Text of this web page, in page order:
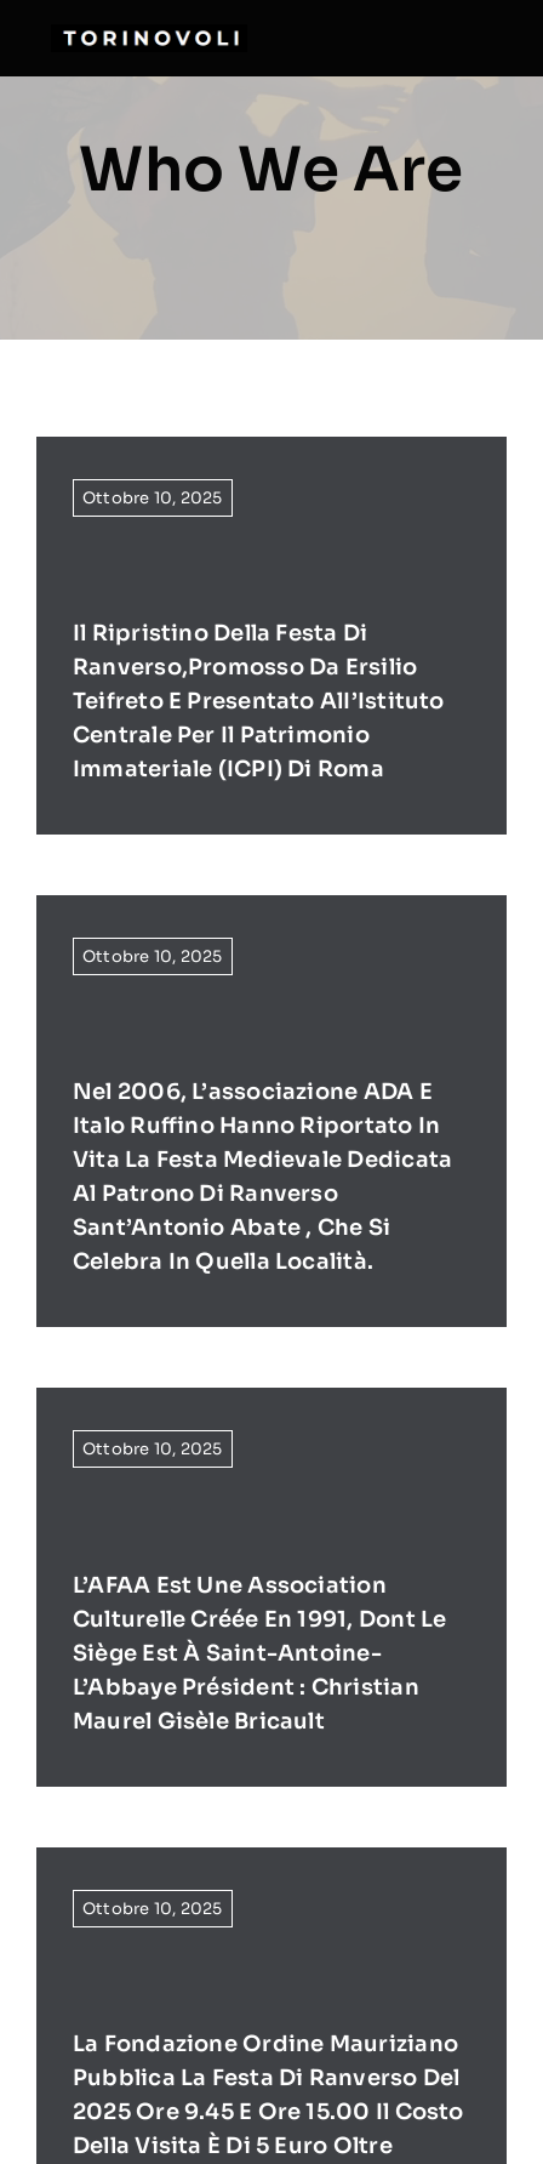
contenuto
Who We Are
Ottobre 10, 2025
Il Ripristino Della Festa Di
Ranverso,promosso Da Ersilio
Teifreto E Presentato AlI’Istituto
Centrale Per Il Patrimonio
Immateriale (ICPI) Di Roma
Ottobre 10, 2025
Nel 2006, L’associazione ADA E
Italo Ruffino Hanno Riportato In
Vita La Festa Medievale Dedicata
Al Patrono Di Ranverso
Sant’Antonio Abate , Che Si
Celebra In Quella Località.
Ottobre 10, 2025
L’AFAA Est Une Association
Culturelle Créée En 1991, Dont Le
Siège Est À Saint-Antoine-
L’Abbaye Président : Christian
Maurel Gisèle Bricault
Ottobre 10, 2025
La Fondazione Ordine Mauriziano
Pubblica La Festa Di Ranverso Del
2025 Ore 9.45 E Ore 15.00 Il Costo
Della Visita È Di 5 Euro Oltre